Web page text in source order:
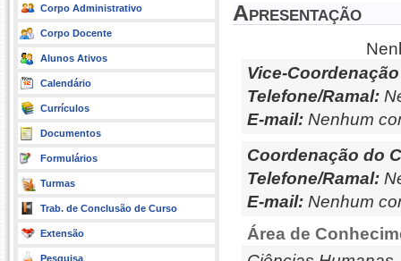
Corpo Administrativo
Corpo Docente
Alunos Ativos
Calendário
Currículos
Documentos
Formulários
Turmas
Trab. de Conclusão de Curso
Extensão
Pesquisa
Apresentação
Vice-
Telefone/Ramal:
E-mail: Nenhum
Coordenação do
Telefone/Ramal:
E-mail: Nenhum
Área de